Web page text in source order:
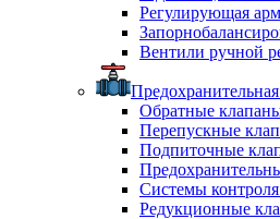
Регулирующая
Вентили ручной
Обратные
Перепускные
Подпиточные
Системы
Редукционные